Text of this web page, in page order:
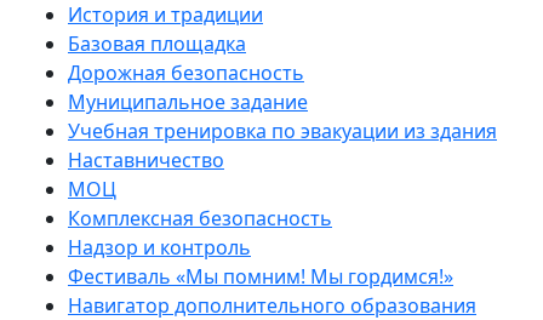
История и традиции
Базовая площадка
Дорожная безопасность
Муниципальное задание
Учебная тренировка по эвакуации из здания
Наставничество
МОЦ
Комплексная безопасность
Надзор и контроль
Фестиваль «Мы помним! Мы гордимся!»
Навигатор дополнительного образования